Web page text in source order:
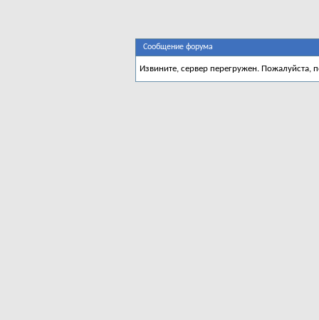
Сообщение форума
Извините, сервер перегружен. Пожалуйста,